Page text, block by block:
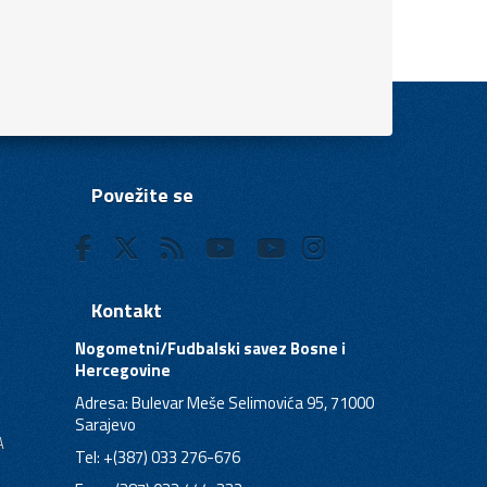
Povežite se
Kontakt
Nogometni/Fudbalski savez Bosne i
Hercegovine
Adresa: Bulevar Meše Selimovića 95, 71000
Sarajevo
Tel: +(387) 033 276-676